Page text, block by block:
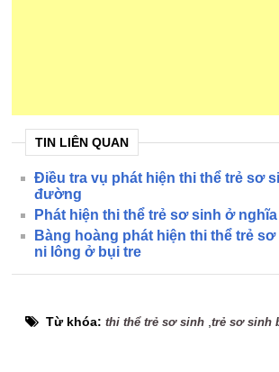
TIN LIÊN QUAN
Điều tra vụ phát hiện thi thể trẻ sơ
đường
Phát hiện thi thể trẻ sơ sinh ở
Bàng hoàng phát hiện thi thể trẻ
ni lông ở bụi tre
Từ khóa:thi thể trẻ sơ sinh ,trẻ sơ sinh